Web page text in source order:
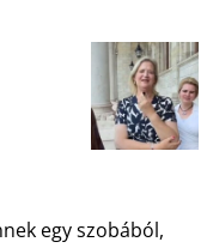
egy szobából,